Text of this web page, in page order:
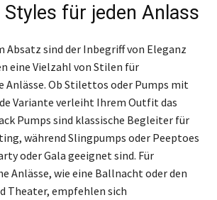
für jeden Anlass
Absatz sind der Inbegriff von Eleganz
eine Vielzahl von Stilen für
Anlässe. Ob Stilettos oder Pumps mit
Variante verleiht Ihrem Outfit das
Pumps sind klassische Begleiter für
während Slingpumps oder Peeptoes
oder Gala geeignet sind. Für
Anlässe, wie eine Ballnacht oder den
Theater, empfehlen sich